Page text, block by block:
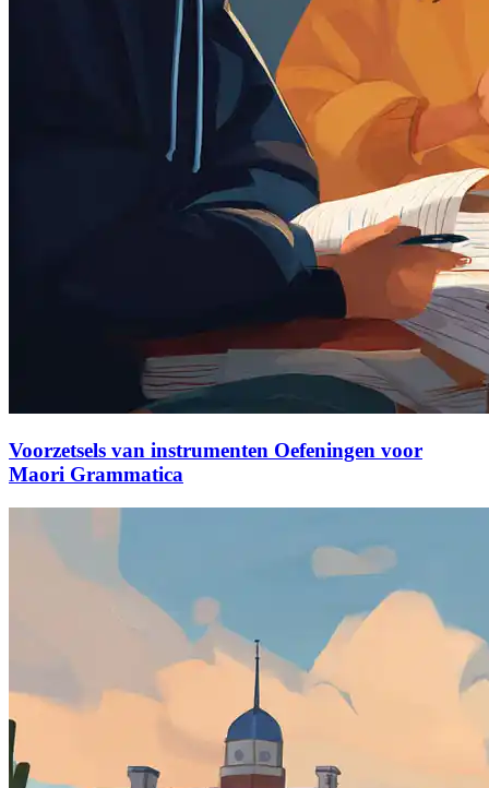
Voorzetsels van instrumenten Oefeningen voor
Maori Grammatica